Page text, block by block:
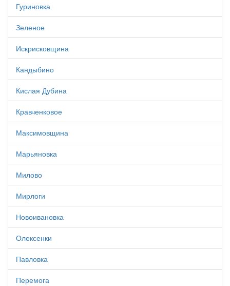
Гуриновка
Зеленое
Искрисковщина
Кандыбино
Кислая Дубина
Кравченковое
Максимовщина
Марьяновка
Милово
Мирлоги
Новоивановка
Олексенки
Павловка
Перемога